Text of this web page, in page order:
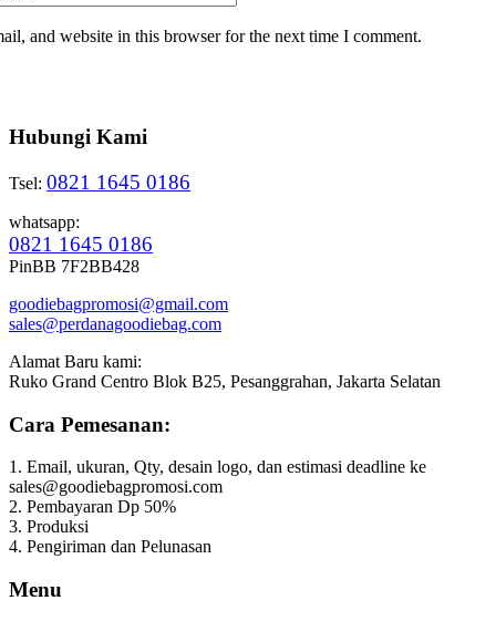
and website in this browser for the next time I comment.
Hubungi Kami
Tsel: 0821 1645 0186
whatsapp:
0821 1645 0186
PinBB 7F2BB428
goodiebagpromosi@gmail.com
sales@perdanagoodiebag.com
Alamat Baru kami:
Ruko Grand Centro Blok B25, Pesanggrahan, Jakarta Selatan
Cara Pemesanan:
1. Email, ukuran, Qty, desain logo, dan estimasi deadline ke
sales@goodiebagpromosi.com
2. Pembayaran Dp 50%
3. Produksi
4. Pengiriman dan Pelunasan
Menu